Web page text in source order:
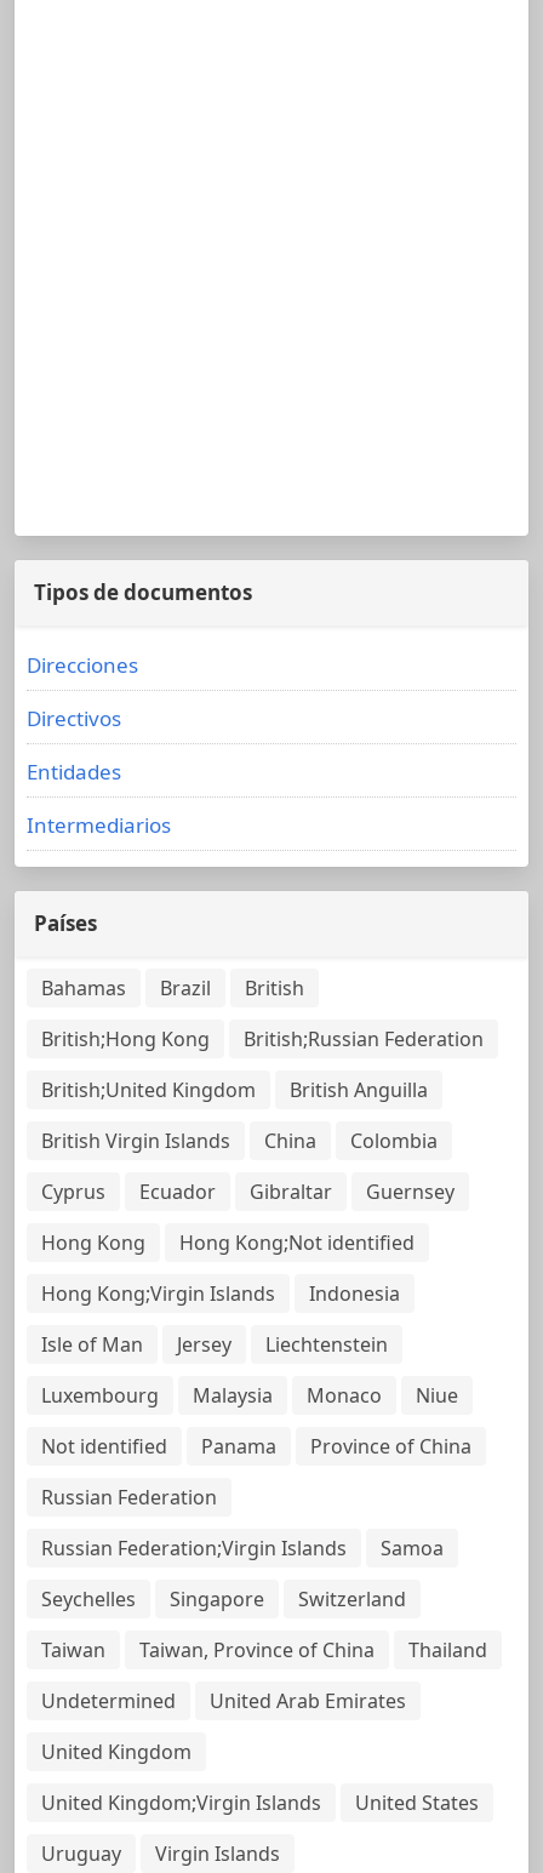
Tipos de documentos
Direcciones
Directivos
Entidades
Intermediarios
Países
Bahamas Brazil
British
British;Hong Kong
British;Russian Federation
British;United Kingdom
British Anguilla
British Virgin Islands
China
Colombia
Cyprus
Ecuador Gibraltar
Guernsey
Hong Kong
Hong Kong;Not identified
Hong Kong;Virgin Islands
Indonesia
Isle of Man
Jersey
Liechtenstein
Luxembourg
Malaysia Monaco
Niue
Not identified
Panama
Province of China
Russian Federation
Russian Federation;Virgin Islands
Samoa
Seychelles
Singapore
Switzerland
Taiwan
Taiwan, Province of China
Thailand
Undetermined
United Arab Emirates
United Kingdom
United Kingdom;Virgin Islands
United States
Uruguay
Virgin Islands